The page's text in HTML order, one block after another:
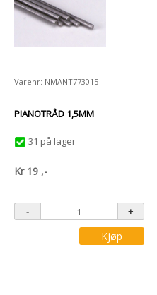
Varenr: NMANT773015
PIANOTRÅD 1,5MM
31 på lager
Kr 19 ,-
Kjøp